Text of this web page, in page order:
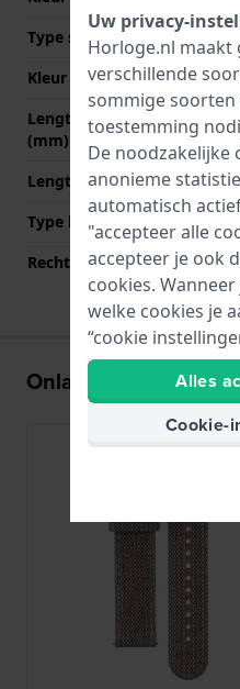
Type sluiting
Kleur sluiting
Lengte band op 12 uur
(mm)
Lengte band op 6 uur (mm)
Type bevestiging
Rechte bandaanzet
Onlangs bekeken
Uw privacy-
Horloge.nl maakt
verschillende
sommige soorten
toestemming
De noodzakelijke
anonieme
automatisch
"accepteer alle
accepteer je ook
cookies.
welke cookies je
“cookie
Alles
Cookie-